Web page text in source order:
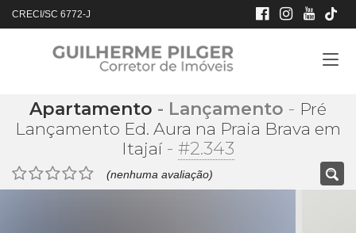
CRECI/SC 6772-J
Apartamento - Lançamento - Pré
Lançamento Ed. Aura na Praia Brava em
Itajaí- #2.343
(nenhuma avaliação)